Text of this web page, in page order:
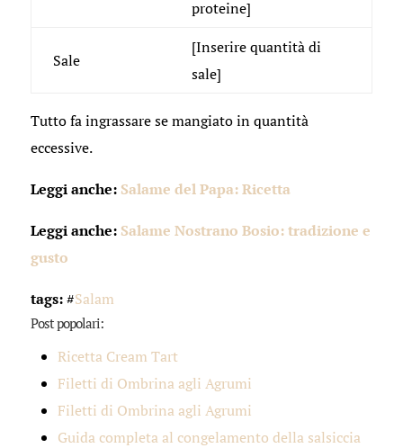
proteine]
Sale
[Inserire quantità di
sale]
Tutto fa ingrassare se mangiato in quantità
eccessive.
Leggi anche: Salame del Papa: Ricetta
Leggi anche: Salame Nostrano Bosio: tradizione e
gusto
tags:#Salam
Post popolari:
Ricetta Cream Tart
Filetti di Ombrina agli Agrumi
Filetti di Ombrina agli Agrumi
Guida completa al congelamento della salsiccia